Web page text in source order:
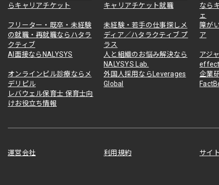
らキャリアチケット
キャリアチケット就職
なら
ェ
フリーター・既卒・未経験
の就職・再就職ならハタラ
クティブ
未経験・若手の仕事探しメ
ディア／ハタラクティブ プ
ラス
障が
ア
AI面接ならNALYSYS
人と組織のお悩み解決なら
NALYSYS Lab.
アジ
オンラインピル診療ならメ
デリピル
外国人採用ならLeverages
Global
企業
レバウェル保育士 保育士向
けお役立ち情報
運営会社 利用規約 サイ